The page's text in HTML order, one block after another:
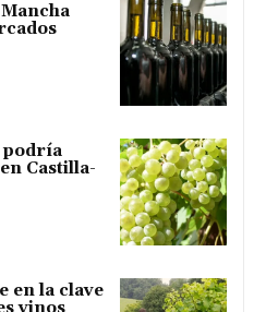
podría
Castilla-
en la clave
vinos